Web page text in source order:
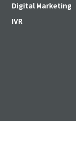
Digital Marketing
IVR